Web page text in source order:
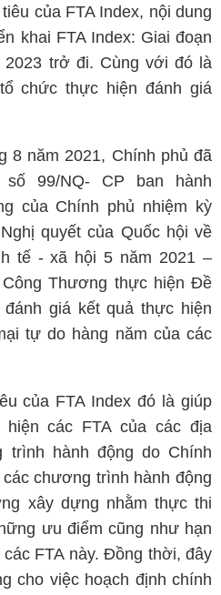
của FTA Index, nội dung
khai FTA Index: Giai đoạn
2023 trở đi. Cùng với đó là
chức thực hiện đánh giá
8 năm 2021, Chính phủ đã
99/NQ- CP ban hành
của Chính phủ nhiệm kỳ
quyết của Quốc hội về
tế - xã hội 5 năm 2021 –
Thương thực hiện Đề
giá kết quả thực hiện
tự do hàng năm của các
của FTA Index đó là giúp
các FTA của các địa
hành động do Chính
chương trình hành động
xây dựng nhằm thực thi
ưu điểm cũng như hạn
FTA này. Đồng thời, đây
cho việc hoạch định chính